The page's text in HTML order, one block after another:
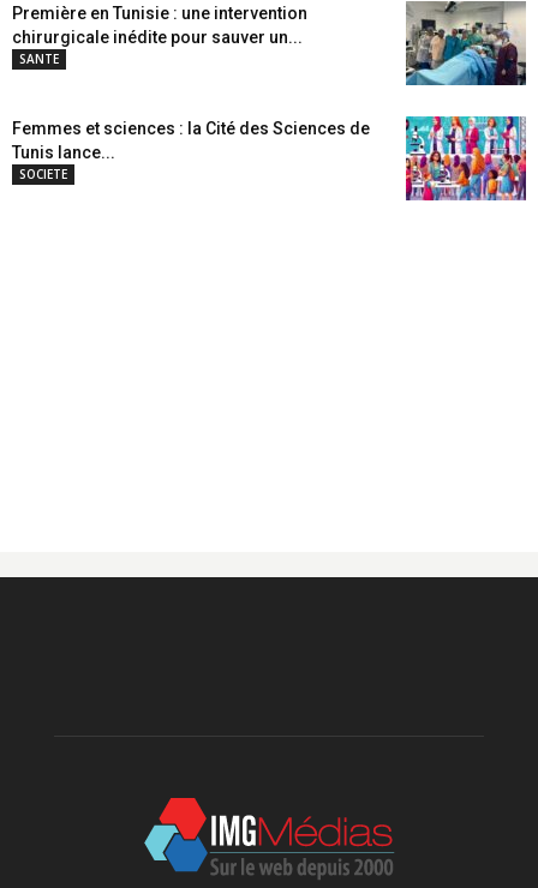
Première en Tunisie : une intervention
chirurgicale inédite pour sauver un...
SANTE
Femmes et sciences : la Cité des Sciences de
Tunis lance...
SOCIETE